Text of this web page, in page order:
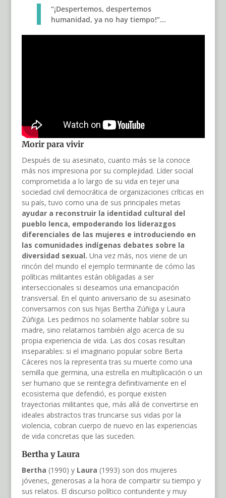
“¡Despertemos, despertemos
humanidad, ya no hay tiempo!”...
Morir para vivir
Después de su asesinato, cuanto más se la conoce
más nos impresiona por su complejidad. Líder social
comprometida a lo largo de su vida en tejer una
sociedad civil democrática de organizaciones críticas en
su país, tuvo como una de sus principales metas
ayudar a reconstruir la identidad cultural del
pueblo lenca, empoderando los liderazgos
diferenciales de las mujeres e introduciendo en
las comunidades indígenas debates sobre la
diversidad sexual. Una vez más, nos viene de un
rincón del mundo el ejemplo terminante de cómo las
políticas militantes están obligadas a ser
interseccionales si deseamos una emancipación
transversal. En el quinto aniversario de su asesinato
conversamos con sus hijas Bertha Zúñiga y Laura
Zúñiga. Les pedimos no solamente hablar sobre su
madre, sino relatarnos también algo acerca de su
propia experiencia de vida. Las dos cosas resultan
inseparables: si el imaginario popular sobre Berta
Cáceres nos la representa tras su muerte como una
semilla que germina, una estrella en multiplicación o un
ser humano que se reintegra definitivamente en el
ecosistema que defendió, es porque existen
trayectorias militantes que, más allá de convertirse en
ideales abstractos tras truncarse sus vidas por la
violencia, cobran cuerpo de nuevo en las experiencias
de vida concretas que las suceden.
Bertha y Laura
Bertha (1990) y Laura (1993) son dos mujeres
jóvenes, generosas a la hora de compartir su tiempo y
sus relatos. El discurso político contundente y muy